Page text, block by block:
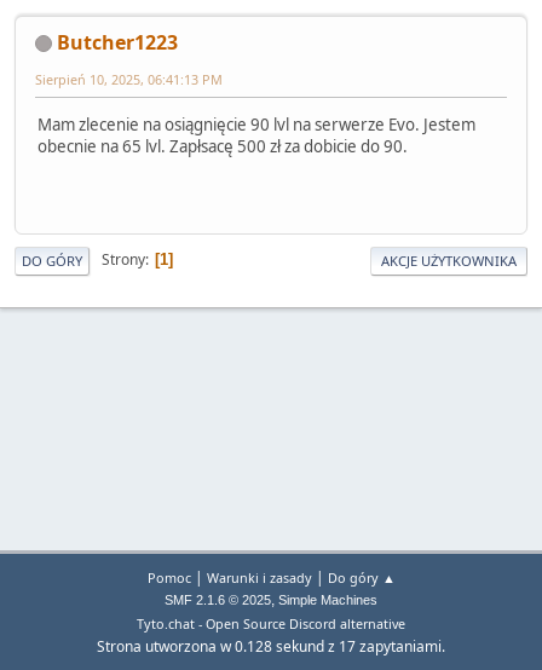
Butcher1223
Sierpień 10, 2025, 06:41:13 PM
Mam zlecenie na osiągnięcie 90 lvl na serwerze Evo. Jestem
obecnie na 65 lvl. Zapłsacę 500 zł za dobicie do 90.
DO GÓRY Strony 1 AKCJE UŻYTKOWNIKA
Pomoc| Warunki i zasady| Do góry ▲
SMF 2.1.6 © 2025, Simple Machines
Tyto.chat - Open Source Discord alternative
Strona utworzona w 0.128 sekund z 17 zapytaniami.